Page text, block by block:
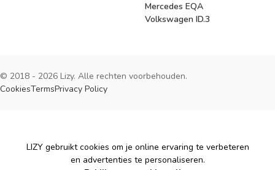
Mercedes EQA
Volkswagen ID.3
© 2018 - 2026 Lizy. Alle rechten voorbehouden.
CookiesTermsPrivacy Policy
Cookies
LIZY gebruikt cookies om je online ervaring te verbeteren
en advertenties te personaliseren.